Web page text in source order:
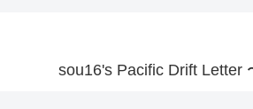
sou16's Pacific Drift Letter